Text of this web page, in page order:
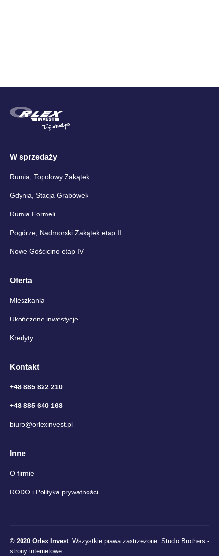
W sprzedaży
Rumia, Topolowy Zakątek
Gdynia, Stacja Grabówek
Rumia Formeli
Pogórze, Nadmorski Zakątek etap II
Nowe Gościcino etap IV
Oferta
Mieszkania
Ukończone inwestycje
Kredyty
Kontakt
+48 885 822 210
+48 885 640 168
biuro@orlexinvest.pl
Inne
O firmie
RODO i Polityka prywatności
© 2020 Orlex Invest. Wszystkie prawa zastrzeżone. Studio Brothers -
strony internetowe